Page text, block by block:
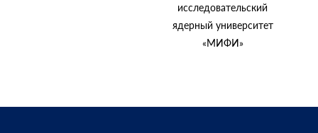
исследовательский
ядерный университет
«МИФИ»